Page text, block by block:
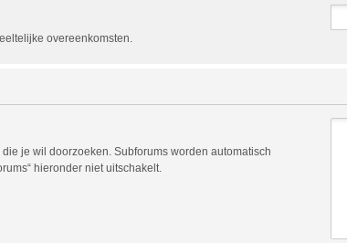
overeenkomsten.
je wil doorzoeken. Subforums worden automatisch
hieronder niet uitschakelt.